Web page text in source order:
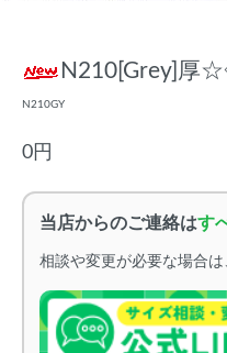
N210[Grey]厚
N210GY
0円
当店からのご連絡はす
相談や変更が必要な場合